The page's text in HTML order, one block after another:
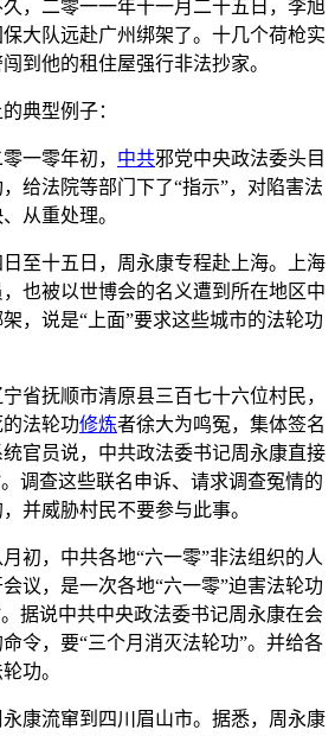
，二零一一年十一月二十五日，李旭
大队远赴广州绑架了。十几个荷枪实
到他的租住屋强行非法抄家。
典型例子：
一零年初， 中共邪党中央政法委头目
给法院等部门下了“指示”，对陷害法
从重处理。
至十五日，周永康专程赴上海。上海
也被以世博会的名义遭到所在地区中
，说是“上面”要求这些城市的法轮功
省抚顺市清原县三百七十六位村民，
法轮功修炼者徐大为鸣冤，集体签名
官员说，中共政法委书记周永康直接
调查这些联名申诉、请求调查冤情的
并威胁村民不要参与此事。
初，中共各地“六一零”非法组织的人
议，是一次各地“六一零”迫害法轮功
据说中共中央政法委书记周永康在会
命令，要“三个月消灭法轮功”。并给各
功。
康流窜到四川眉山市。据悉，周永康